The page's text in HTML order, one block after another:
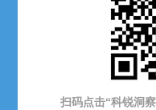
扫码点击“科锐洞